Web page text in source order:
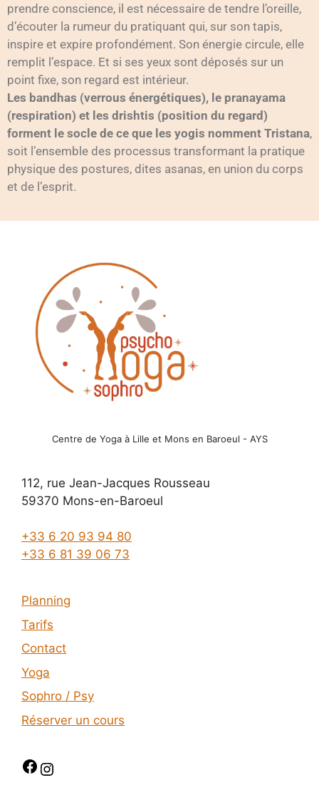
prendre conscience, il est nécessaire de tendre l’oreille,
d’écouter la rumeur du pratiquant qui, sur son tapis,
inspire et expire profondément. Son énergie circule, elle
remplit l’espace. Et si ses yeux sont déposés sur un
point fixe, son regard est intérieur.
Les bandhas (verrous énergétiques), le pranayama
(respiration) et les drishtis (position du regard)
forment le socle de ce que les yogis nomment Tristana,
soit l’ensemble des processus transformant la pratique
physique des postures, dites asanas, en union du corps
et de l’esprit.
Centre de Yoga à Lille et Mons en Baroeul - AYS
112, rue Jean-Jacques Rousseau
59370 Mons-en-Baroeul
+33 6 20 93 94 80
+33 6 81 39 06 73
Planning
Tarifs
Contact
Yoga
Sophro / Psy
Réserver un cours